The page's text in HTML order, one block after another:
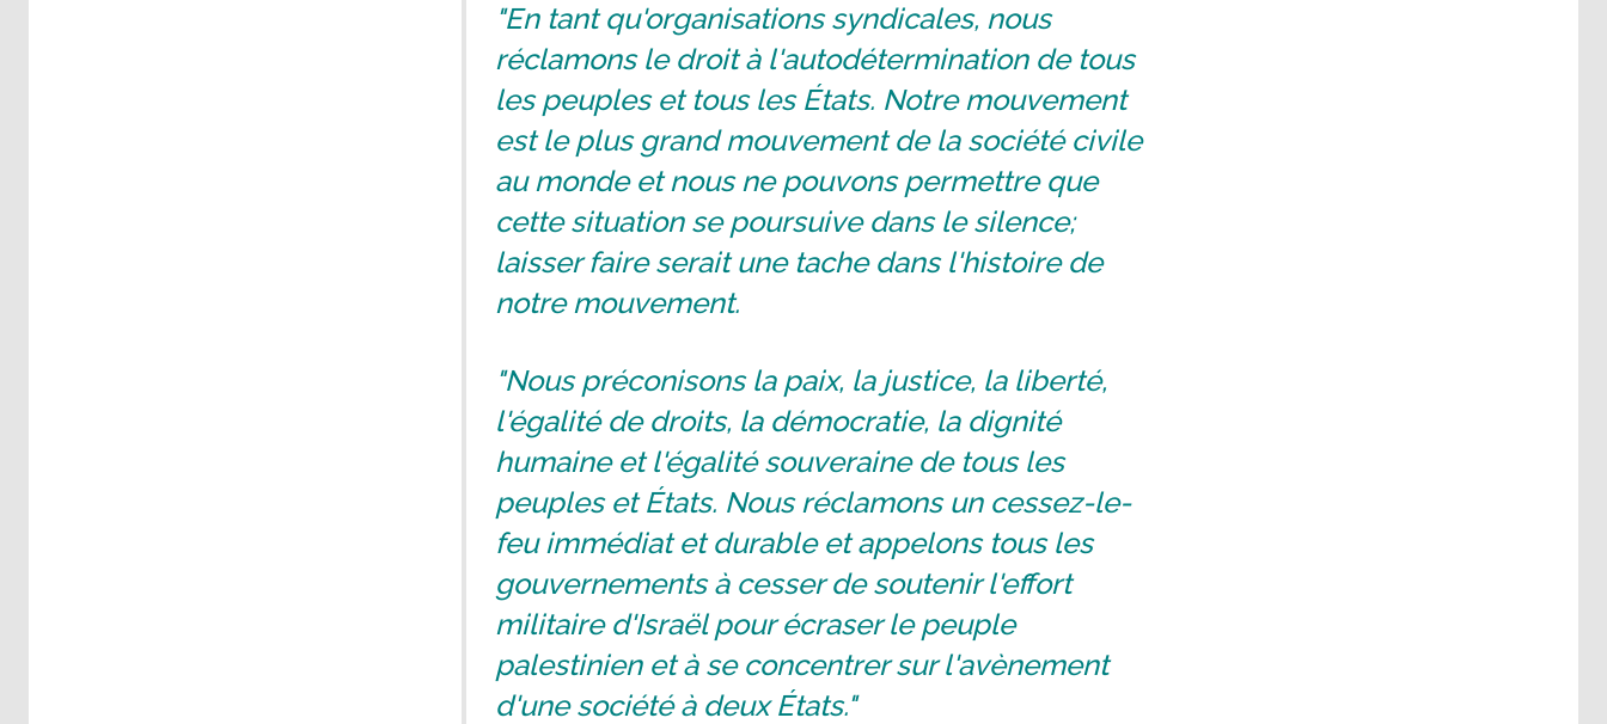
"En tant qu'organisations syndicales, nous
réclamons le droit à l'autodétermination de tous
les peuples et tous les États. Notre mouvement
est le plus grand mouvement de la société civile
au monde et nous ne pouvons permettre que
cette situation se poursuive dans le silence;
laisser faire serait une tache dans l'histoire de
notre mouvement.
"Nous préconisons la paix, la justice, la liberté,
l'égalité de droits, la démocratie, la dignité
humaine et l'égalité souveraine de tous les
peuples et États. Nous réclamons un cessez-le-
feu immédiat et durable et appelons tous les
gouvernements à cesser de soutenir l'effort
militaire d'Israël pour écraser le peuple
palestinien et à se concentrer sur l'avènement
d'une société à deux États."